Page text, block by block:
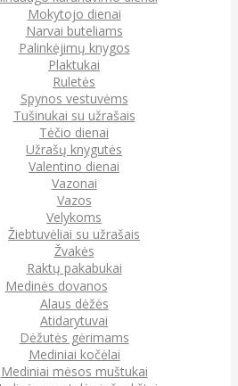
Mokytojo dienai
Narvai buteliams
Palinkėjimų knygos
Plaktukai
Ruletės
Spynos vestuvėms
Tušinukai su užrašais
Tėčio dienai
Užrašų knygutės
Valentino dienai
Vazonai
Vazos
Velykoms
Žiebtuvėliai su užrašais
Žvakės
Raktų pakabukai
Medinės dovanos
Alaus dėžės
Atidarytuvai
Dėžutės gėrimams
Mediniai kočėlai
Mediniai mėsos muštukai